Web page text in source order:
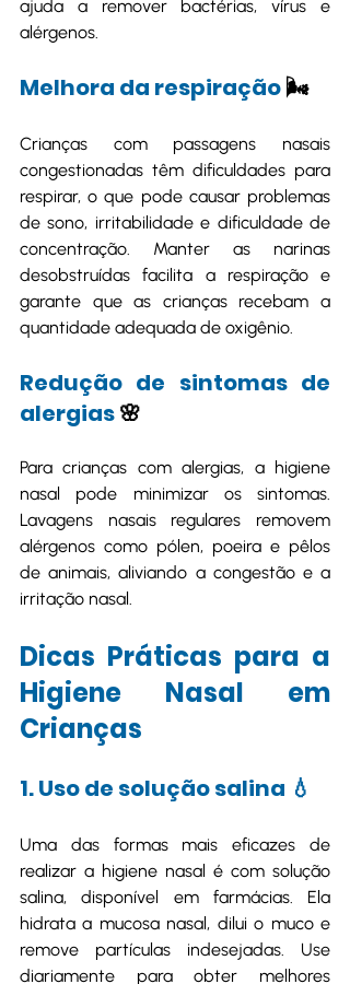
ajuda a remover bactérias, vírus e
alérgenos.
Melhora da respiração 🌬️
Crianças com passagens nasais
congestionadas têm dificuldades para
respirar, o que pode causar problemas
de sono, irritabilidade e dificuldade de
concentração. Manter as narinas
desobstruídas facilita a respiração e
garante que as crianças recebam a
quantidade adequada de oxigênio.
Redução de sintomas de
alergias 🌸
Para crianças com alergias, a higiene
nasal pode minimizar os sintomas.
Lavagens nasais regulares removem
alérgenos como pólen, poeira e pêlos
de animais, aliviando a congestão e a
irritação nasal.
Dicas Práticas para a
Higiene Nasal em
Crianças
1. Uso de solução salina 💧
Uma das formas mais eficazes de
realizar a higiene nasal é com solução
salina, disponível em farmácias. Ela
hidrata a mucosa nasal, dilui o muco e
remove partículas indesejadas. Use
diariamente para obter melhores